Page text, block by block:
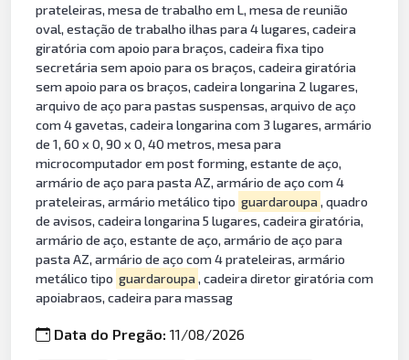
prateleiras, mesa de trabalho em L, mesa de reunião
oval, estação de trabalho ilhas para 4 lugares, cadeira
giratória com apoio para braços, cadeira fixa tipo
secretária sem apoio para os braços, cadeira giratória
sem apoio para os braços, cadeira longarina 2 lugares,
arquivo de aço para pastas suspensas, arquivo de aço
com 4 gavetas, cadeira longarina com 3 lugares, armário
de 1, 60 x 0, 90 x 0, 40 metros, mesa para
microcomputador em post forming, estante de aço,
armário de aço para pasta AZ, armário de aço com 4
prateleiras, armário metálico tipo guardaroupa, quadro
de avisos, cadeira longarina 5 lugares, cadeira giratória,
armário de aço, estante de aço, armário de aço para
pasta AZ, armário de aço com 4 prateleiras, armário
metálico tipo guardaroupa, cadeira diretor giratória com
apoiabraos, cadeira para massag
Data do Pregão:11/08/2026